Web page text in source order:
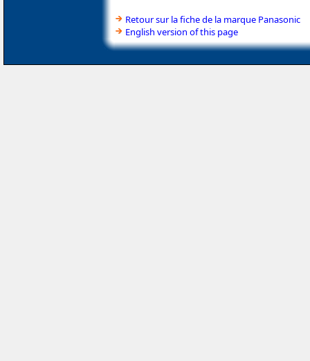
Retour sur la fiche de la marque Panasonic
English version of this page